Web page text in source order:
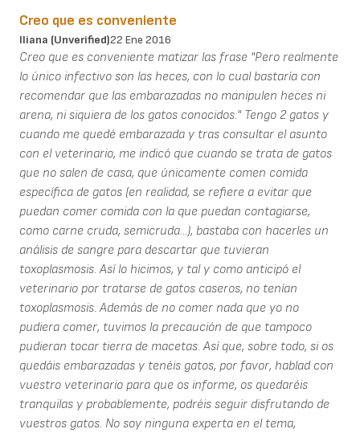
Creo que es conveniente
Iliana (unverified)22 Ene 2016
Creo que es conveniente matizar las frase "Pero realmente
lo único infectivo son las heces, con lo cual bastaría con
recomendar que las embarazadas no manipulen heces ni
arena, ni siquiera de los gatos conocidos." Tengo 2 gatos y
cuando me quedé embarazada y tras consultar el asunto
con el veterinario, me indicó que cuando se trata de gatos
que no salen de casa, que únicamente comen comida
específica de gatos (en realidad, se refiere a evitar que
puedan comer comida con la que puedan contagiarse,
como carne cruda, semicruda...), bastaba con hacerles un
análisis de sangre para descartar que tuvieran
toxoplasmosis. Así lo hicimos, y tal y como anticipó el
veterinario por tratarse de gatos caseros, no tenían
toxoplasmosis. Además de no comer nada que yo no
pudiera comer, tuvimos la precaución de que tampoco
pudieran tocar tierra de macetas. Así que, sobre todo, si os
quedáis embarazadas y tenéis gatos, por favor, hablad con
vuestro veterinario para que os informe, os quedaréis
tranquilas y probablemente, podréis seguir disfrutando de
vuestros gatos. No soy ninguna experta en el tema,